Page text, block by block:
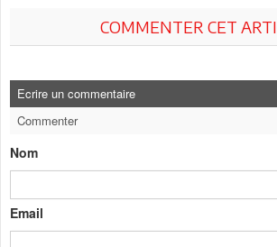
COMMENTER CET
Ecrire un commentaire
Commenter
Nom
Email